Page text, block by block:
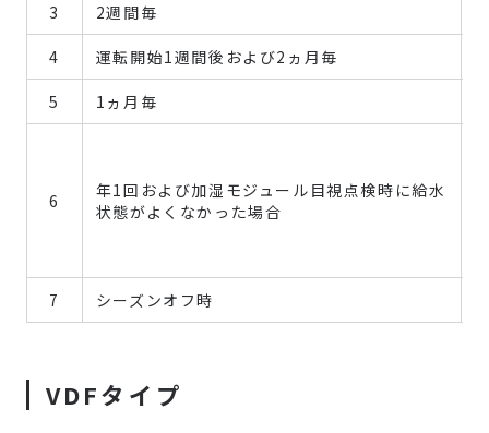
3 2週間毎
4 運転開始1週間後および2ヵ月毎
5 1ヵ月毎
6
年1回および加湿モジュール目視点検時に給水
状態がよくなかった場合
7 シーズンオフ時
VDFタイプ